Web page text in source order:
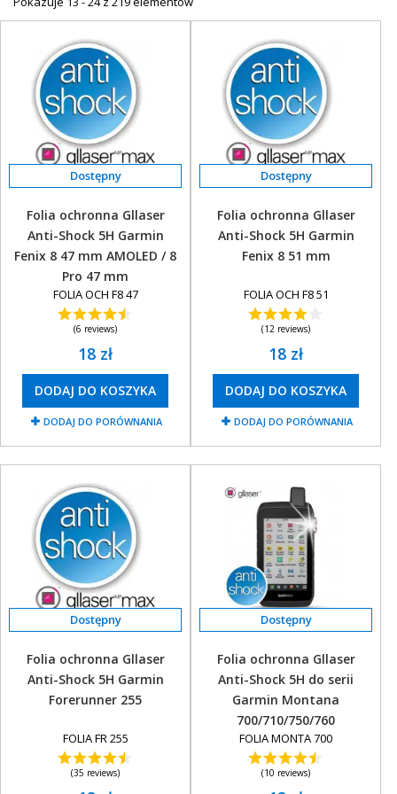
Sprawdź również katalog innych akcesoriów i wyposaż się w gadżety,
które zwiększą przyjemność korzystania ze sprzętu Garmin!
Folia ochronna Gllaser
Anti-Shock 5H Garmin
Fenix 8 47 mm AMOLED / 8
Pro 47 mm
FOLIA OCH F8 47
(6 reviews)
18 zł
DODAJ DO KOSZYKA
DODAJ DO PORÓWNANIA
Folia ochronna Gllaser
Anti-Shock 5H Garmin
Fenix 8 51 mm
FOLIA OCH F8 51
(12 reviews)
18 zł
DODAJ DO KOSZYKA
DODAJ DO PORÓWNANIA
Folia ochronna Gllaser
Anti-Shock 5H Garmin
Forerunner 255
FOLIA FR 255
(35 reviews)
Folia ochronna Gllaser
Anti-Shock 5H do serii
Garmin Montana
700/710/750/760
FOLIA MONTA 700
(10 reviews)